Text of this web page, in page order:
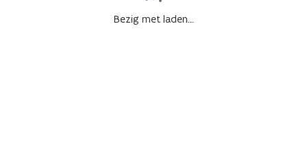
Bezig met laden...